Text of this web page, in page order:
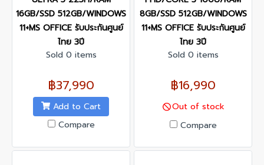
16GB/SSD 512GB/WINDOWS
11+MS OFFICE รับประกันศูนย์
ไทย 3ปี
Sold 0 items
฿37,990
Add to Cart
Compare
8GB/SSD 512GB/WINDOWS
11+MS OFFICE รับประกันศูนย์
ไทย 3ปี
Sold 0 items
฿16,990
Out of stock
Compare